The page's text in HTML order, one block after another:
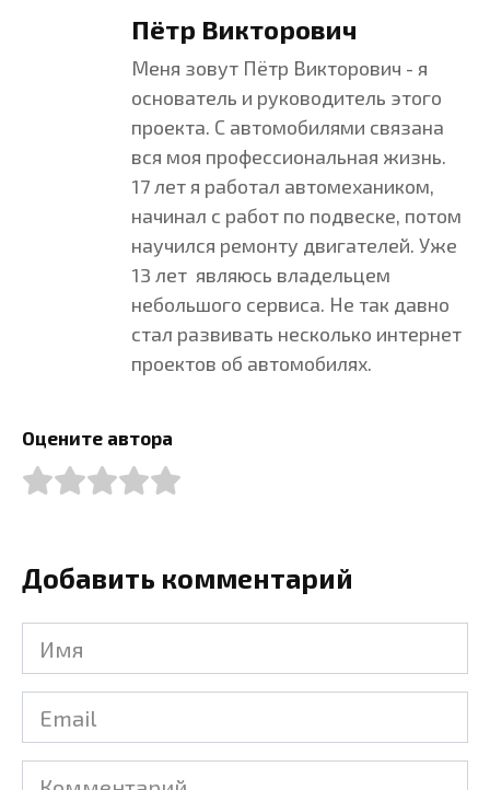
Пётр Викторович
Меня зовут Пётр Викторович - я
основатель и руководитель этого
проекта. С автомобилями связана
вся моя профессиональная жизнь.
17 лет я работал автомехаником,
начинал с работ по подвеске, потом
научился ремонту двигателей. Уже
13 лет являюсь владельцем
небольшого сервиса. Не так давно
стал развивать несколько интернет
проектов об автомобилях.
Оцените автора
Добавить комментарий
Имя
Email
Комментарий